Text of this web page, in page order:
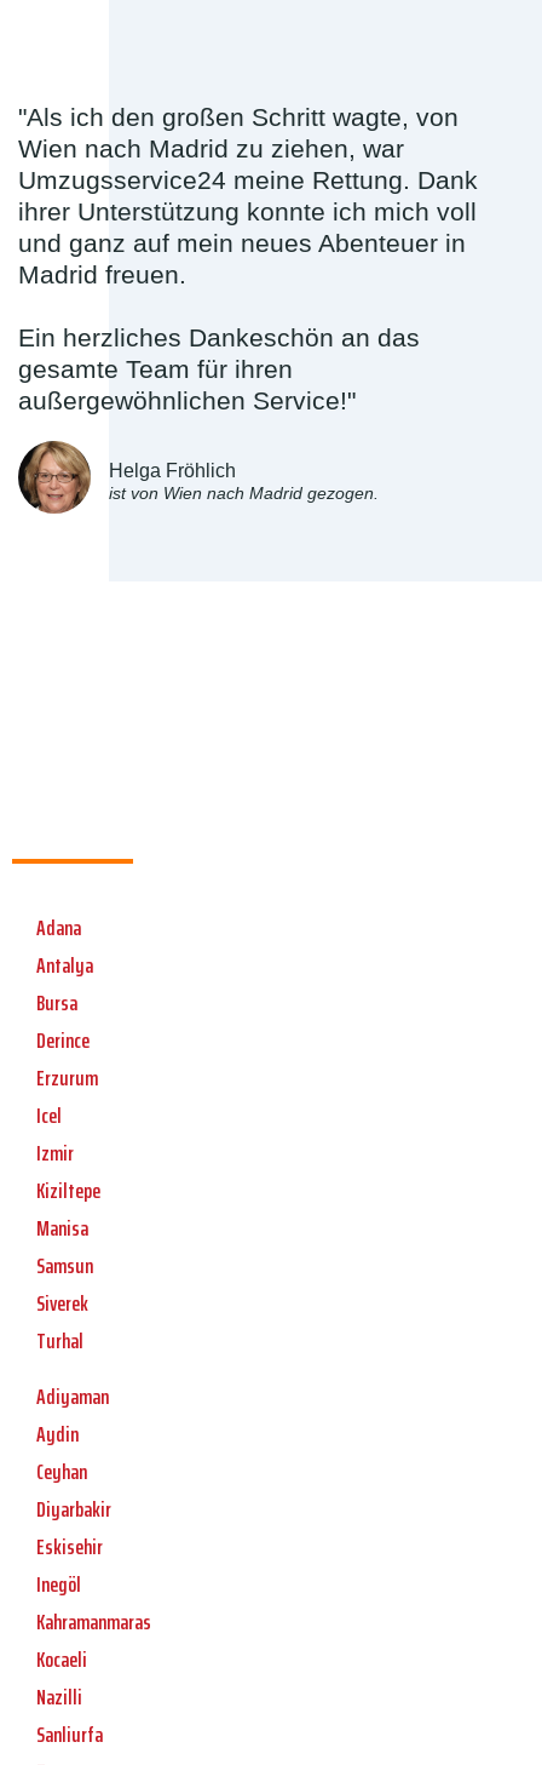
"Als ich den großen Schritt wagte, von
Wien nach Madrid zu ziehen, war
Umzugsservice24 meine Rettung. Dank
ihrer Unterstützung konnte ich mich voll
und ganz auf mein neues Abenteuer in
Madrid freuen.
Ein herzliches Dankeschön an das
gesamte Team für ihren
außergewöhnlichen Service!"
Helga Fröhlich
ist von Wien nach Madrid gezogen.
Adana
Antalya
Bursa
Derince
Erzurum
Icel
Izmir
Kiziltepe
Manisa
Samsun
Siverek
Turhal
Adiyaman
Aydin
Ceyhan
Diyarbakir
Eskisehir
Inegöl
Kahramanmaras
Kocaeli
Nazilli
Sanliurfa